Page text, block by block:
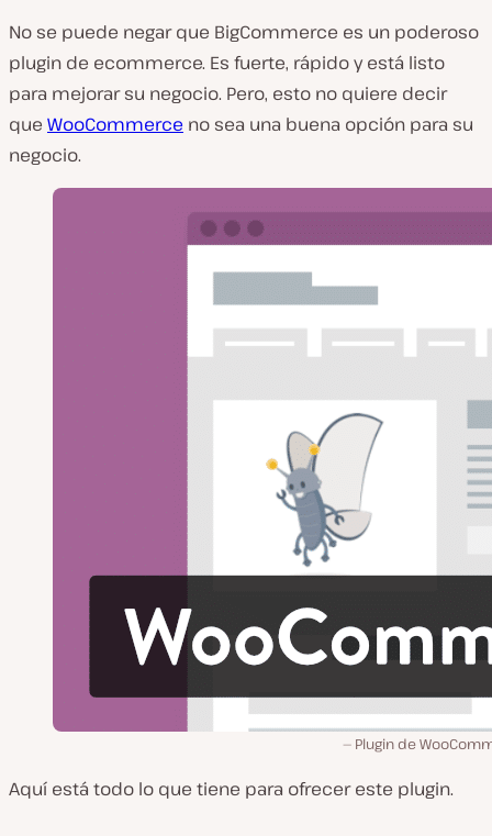
No se puede negar que BigCommerce es un poderoso
plugin de ecommerce. Es fuerte, rápido y está listo
para mejorar su negocio. Pero, esto no quiere decir
que WooCommerce no sea una buena opción para su
negocio.
Plugin de
Aquí está todo lo que tiene para ofrecer este plugin.